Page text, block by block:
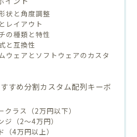
状と角度調整
レイアウト
の種類と特性
と互換性
ウェアとソフトウェアのカスタ
すめ分割カスタム配列キーボ
クラス（2万円以下）
ジ（2〜4万円）
（4万円以上）